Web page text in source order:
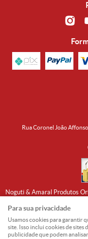
Rua Coronel João
Noguti & Amaral Produtos
Para sua privacidade
Usamos cookies para garantir
site. Isso inclui cookies de sites
publicidade que podem